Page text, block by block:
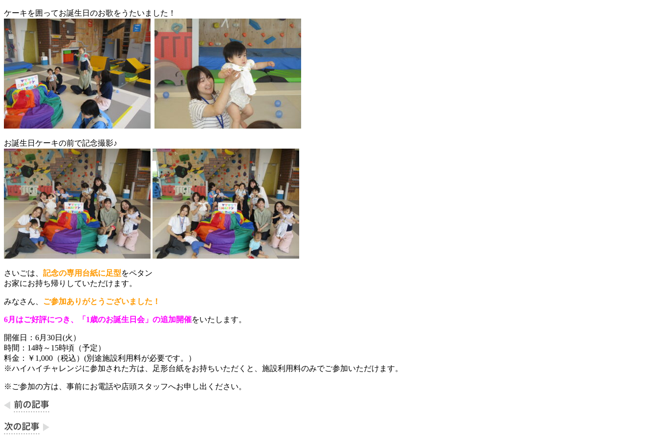
ケーキを囲ってお誕生日のお歌をうたいました！
お誕生日ケーキの前で記念撮影♪
さいごは、 記念の専用台紙に足型をペタン
お家にお持ち帰りしていただけます。
みなさん、 ご参加ありがとうございました！
6月はご好評につき、「1歳のお誕生日会」の追加開催をいたします。
開催日：6月30日(火）
時間：14時～15時頃（予定）
料金：￥1,000（税込）(別途施設利用料が必要です。）
※ハイハイチャレンジに参加された方は、足形台紙をお持ちいただくと、施設利用料のみでご参加いただけます。
※ご参加の方は、事前にお電話や店頭スタッフへお申し出ください。